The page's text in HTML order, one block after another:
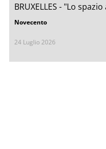
BRUXELLES - "Lo
Novecento
24 Luglio 2026